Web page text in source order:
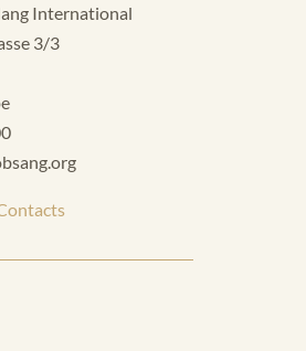
International
3/3